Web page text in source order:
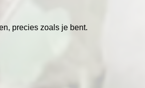
precies zoals je bent.